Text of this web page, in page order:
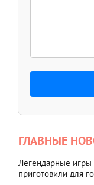
ГЛАВНЫЕ
Легендарные игры
приготовили для